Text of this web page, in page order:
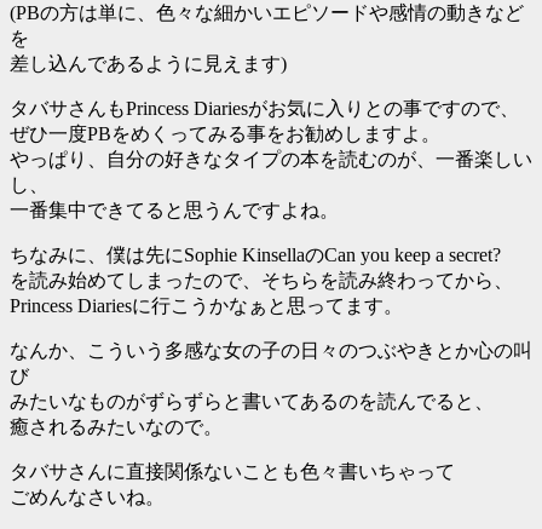
(PBの方は単に、色々な細かいエピソードや感情の動きなど
を
差し込んであるように見えます)
タバサさんもPrincess Diariesがお気に入りとの事ですので、
ぜひ一度PBをめくってみる事をお勧めしますよ。
やっぱり、自分の好きなタイプの本を読むのが、一番楽しい
し、
一番集中できてると思うんですよね。
ちなみに、僕は先にSophie KinsellaのCan you keep a secret?
を読み始めてしまったので、そちらを読み終わってから、
Princess Diariesに行こうかなぁと思ってます。
なんか、こういう多感な女の子の日々のつぶやきとか心の叫
び
みたいなものがずらずらと書いてあるのを読んでると、
癒されるみたいなので。
タバサさんに直接関係ないことも色々書いちゃって
ごめんなさいね。